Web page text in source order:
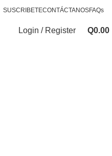
SUSCRIBETECONTÁCTANOSFAQs
Login / Register Q0.00